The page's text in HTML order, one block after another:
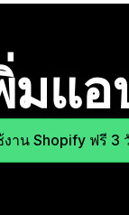
มแ
าน Shopify ฟรี 3